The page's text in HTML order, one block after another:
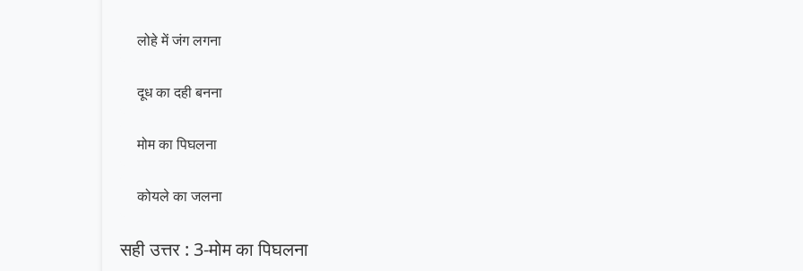
लोहे में जंग लगना
दूध का दही बनना
मोम का पिघलना
कोयले का जलना
सही उत्तर : 3-मोम का पिघलना